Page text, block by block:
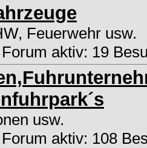
Feuerwehr usw.
aktiv: 19
usw.
aktiv: 108